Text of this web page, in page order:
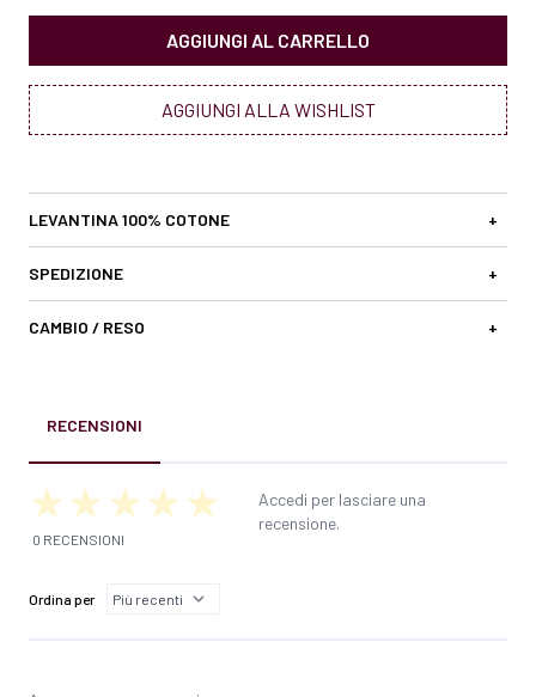
AGGIUNGI AL CARRELLO
AGGIUNGI ALLA WISHLIST
LEVANTINA 100% COTONE +
SPEDIZIONE +
CAMBIO / RESO +
RECENSIONI
0 RECENSIONI
Accedi per lasciare una
recensione.
Ordina per